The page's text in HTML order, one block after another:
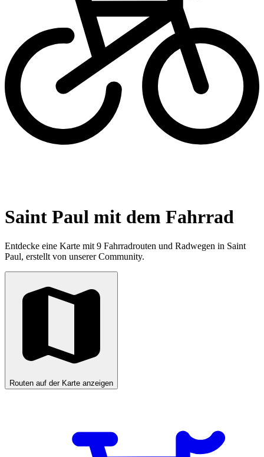
Saint Paul mit dem Fahrrad
Entdecke eine Karte mit 9 Fahrradrouten und Radwegen in Saint
Paul, erstellt von unserer Community.
Routen auf der Karte anzeigen